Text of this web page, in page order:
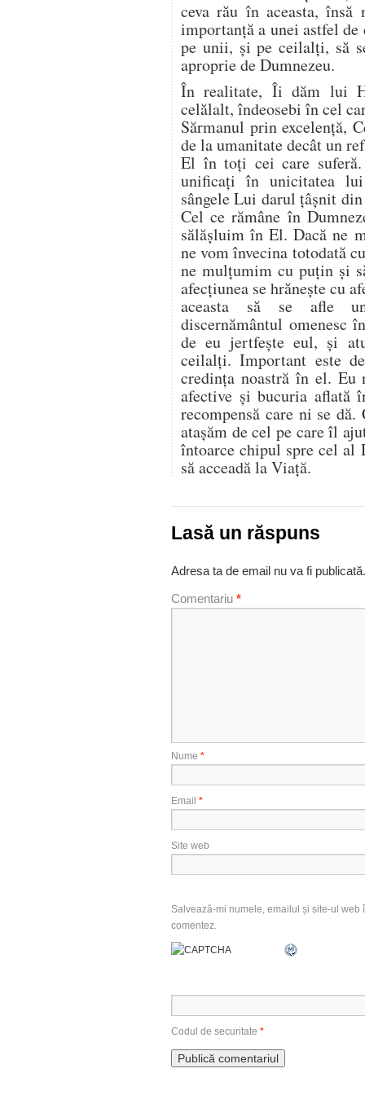
ceva rău în aceasta, însă
importanţă a unei astfel de
pe unii, şi pe ceilalți, să
aproprie de Dumnezeu.
În realitate, Îi dăm lui
celălalt, îndeosebi în cel
Sărmanul prin excelenţă,
de la umanitate decât un
El în toţi cei care
unificaţi în unicitatea
sângele Lui darul ţâşnit
Cel ce rămâne în
sălăşluim în El. Dacă ne
ne vom învecina totodată
ne mulţumim cu puţin şi
afecţiunea se hrăneşte cu
aceasta să se afle
discernământul omenesc
de eu jertfeşte eul, şi
ceilalţi. Important este
credinţa noastră în el.
afective şi bucuria aflată
recompensă care ni se
ataşăm de cel pe care îl
întoarce chipul spre cel al
să acceadă la Viaţă.
Lasă un răspuns
Adresa ta de email nu va fi publicată.
Comentariu *
Nume *
Email *
Site web
Salvează-mi numele, emailul și site-ul
comentez.
Codul de securitate *